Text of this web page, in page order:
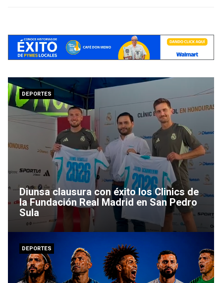
DEPORTES
Diunsa clausura con éxito los Clinics de
la Fundación Real Madrid en San Pedro
Sula
DEPORTES